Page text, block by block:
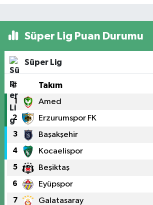
Süper Lig Puan Durumu
Süper Lig
# Takım
1 Amed
2 Erzurumspor FK
3 Başakşehir
4 Kocaelispor
5 Beşiktaş
6 Eyüpspor
7 Galatasaray